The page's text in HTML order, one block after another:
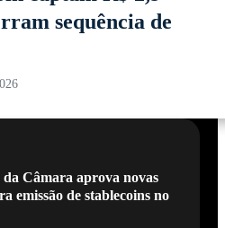
sequência de
da Câmara aprova novas
emissão de stablecoins no